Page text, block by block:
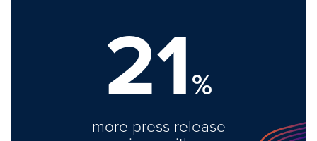
21%
more press release